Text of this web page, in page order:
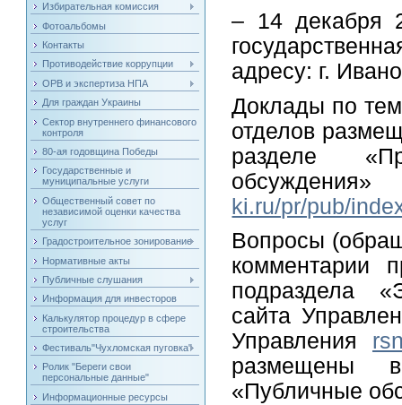
Избирательная комиссия
Фотоальбомы
Контакты
Противодействие коррупции
ОРВ и экспертиза НПА
Для граждан Украины
Сектор внутреннего финансового
контроля
80-ая годовщина Победы
Государственные и
муниципальные услуги
Общественный совет по
независимой оценки качества
услуг
Градостроительное зонирование
Нормативные акты
Публичные слушания
Информация для инвесторов
Калькулятор процедур в сфере
строительства
Фестиваль"Чухломская пуговка"
Ролик "Береги свои
персональные данные"
Информационные ресурсы
– 14 декабря
адресу: г.
Доклады по
отделов
разделе
ki.ru/pr/pub/
Вопросы
комментарии
подраздела
сайта
Управления
размещены
«Публичные